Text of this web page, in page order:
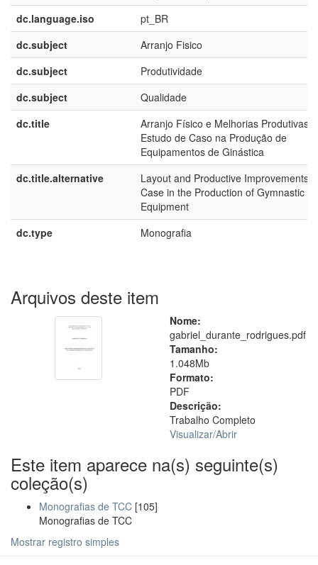
dc.language.iso
pt_BR
dc.subject
Arranjo Fisico
dc.subject
Produtividade
dc.subject
Qualidade
dc.title
Arranjo Físico e Melhorias Produtivas:
Estudo de Caso na Produção de
Equipamentos de Ginástica
dc.title.alternative
Layout and Productive Improvements:
Case in the Production of Gymnastic
Equipment
dc.type
Monografia
Arquivos deste item
Nome:
gabriel_durante_rodrigues.pdf
Tamanho:
1.048Mb
Formato:
PDF
Descrição:
Trabalho Completo
Visualizar/Abrir
Este item aparece na(s) seguinte(s)
coleção(s)
Monografias de TCC [105]
Monografias de TCC
Mostrar registro simples